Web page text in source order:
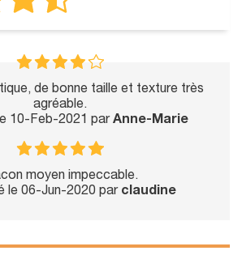
de bonne taille et texture très
agréable.
10-Feb-2021 parAnne-Marie
moyen impeccable.
le 06-Jun-2020 par claudine